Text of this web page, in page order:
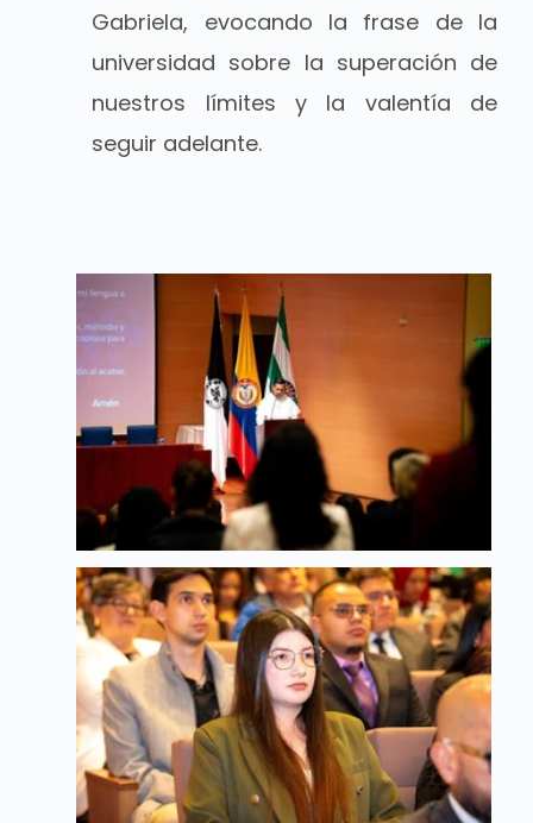
Gabriela, evocando la frase de la
universidad sobre la superación de
nuestros límites y la valentía de
seguir adelante.